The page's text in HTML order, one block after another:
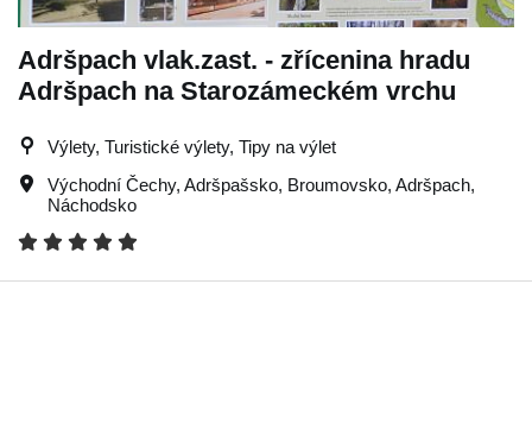
Adršpach vlak.zast. - zřícenina hradu
Adršpach na Starozámeckém vrchu
Výlety, Turistické výlety, Tipy na výlet
Východní Čechy, Adršpašsko, Broumovsko, Adršpach,
Náchodsko